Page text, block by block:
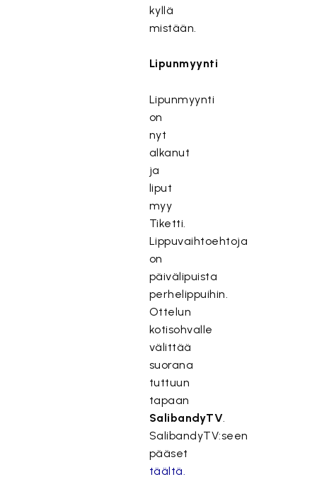
kyllä
mistään.
Lipunmyynti
Lipunmyynti
on
nyt
alkanut
ja
liput
myy
Tiketti.
Lippuvaihtoehtoja
on
päivälipuista
perhelippuihin.
Ottelun
kotisohvalle
välittää
suorana
tuttuun
tapaan
SalibandyTV.
SalibandyTV:seen
pääset
täältä.